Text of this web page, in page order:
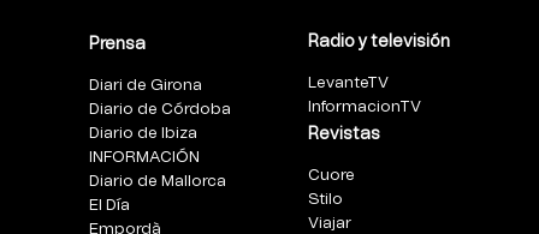
Prensa
Diari de Girona
Diario de Córdoba
Diario de Ibiza
INFORMACIÓN
Diario de Mallorca
El Día
Empordà
Radio y televisión
LevanteTV
InformacionTV
Revistas
Cuore
Stilo
Viajar